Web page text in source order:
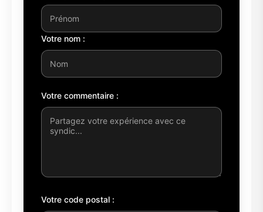
Votre nom :
Votre commentaire :
Votre code postal :